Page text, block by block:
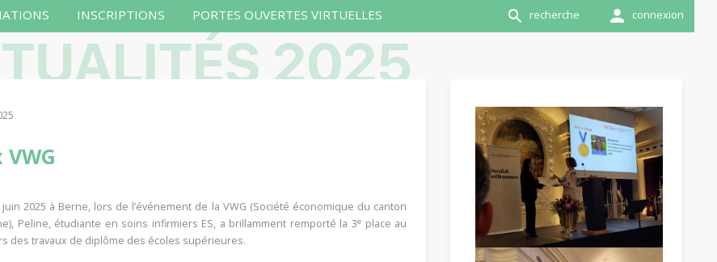
recherche connexion
INSCRIPTIONS PORTES OUVERTES VIRTUELLES
2025
juin 2025 à Berne, lors de l’événement de la VWG (Société économique du canton
Peline, étudiante en soins infirmiers ES, a brillamment remporté la 3e place au
des travaux de diplôme des écoles supérieures.